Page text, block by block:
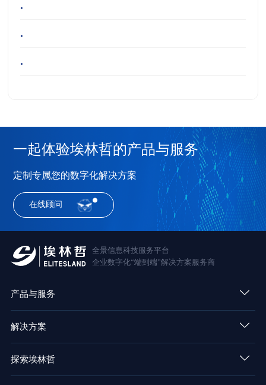
•
•
•
一起体验埃林哲的产品与服务
定制专属您的数字化解决方案
在线顾问
全景信息科技服务平台
企业数字化“端到端”解决方案服务商
产品与服务
解决方案
探索埃林哲